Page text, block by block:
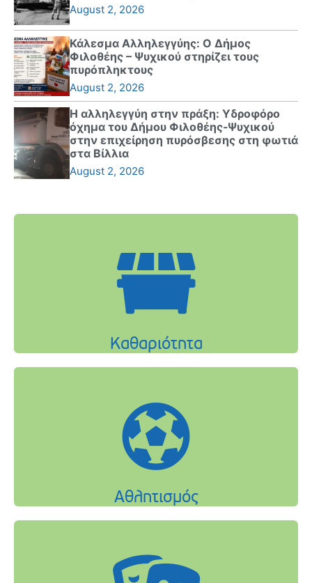
August 2, 2026
Κάλεσμα Αλληλεγγύης: Ο Δήμος
Φιλοθέης – Ψυχικού στηρίζει τους
πυρόπληκτους
August 2, 2026
Η αλληλεγγύη στην πράξη: Υδροφόρο
όχημα του Δήμου Φιλοθέης-Ψυχικού
στην επιχείρηση πυρόσβεσης στη φωτιά
στα Βίλλια
August 2, 2026